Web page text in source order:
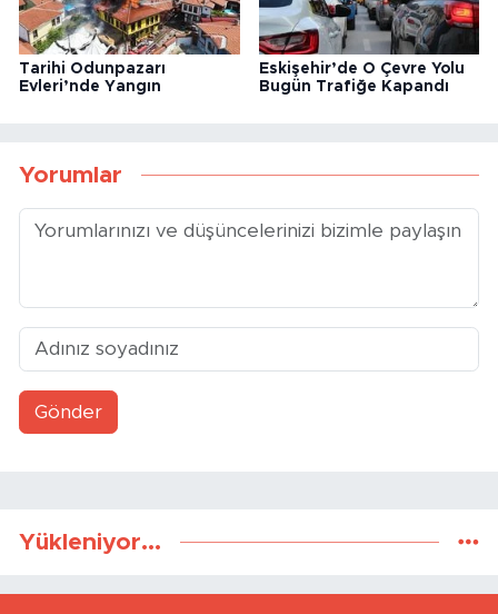
Tarihi Odunpazarı
Evleri’nde Yangın
Eskişehir’de O Çevre Yolu
Bugün Trafiğe Kapandı
Yorumlar
Gönder
Yükleniyor...